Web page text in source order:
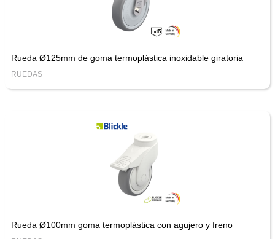
Rueda Ø125mm de goma termoplástica inoxidable giratoria
RUEDAS
Rueda Ø100mm goma termoplástica con agujero y freno